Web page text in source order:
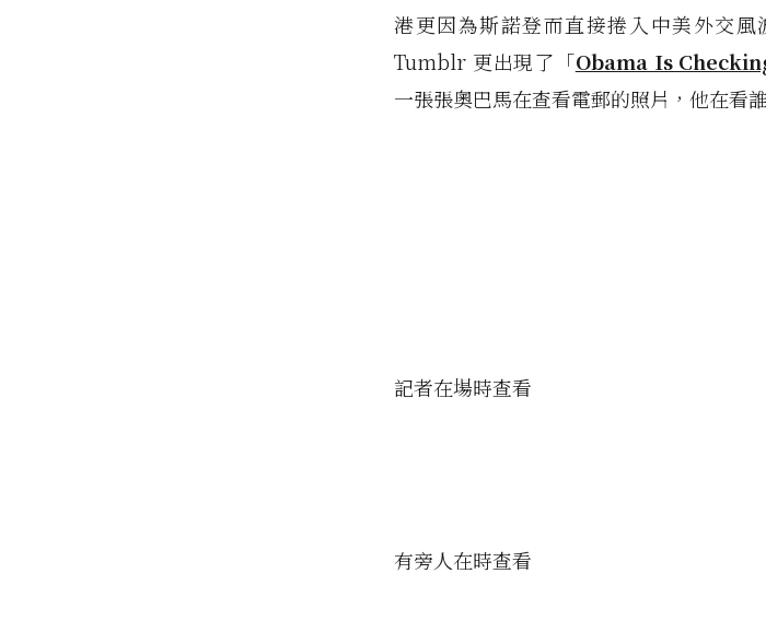
港更因為斯諾登而直接捲入中美外交風
Tumblr 更出現了「Obama Is
一張張奧巴馬在查看電郵的照片，他在看
記者在場時查看
有旁人在時查看